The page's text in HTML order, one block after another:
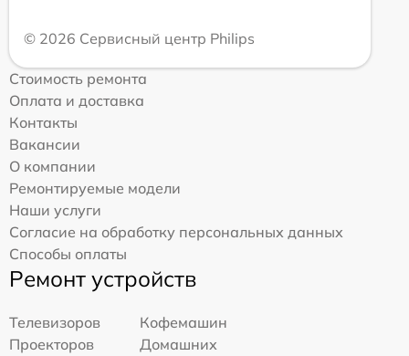
© 2026 Сервисный центр Philips
Стоимость ремонта
Оплата и доставка
Контакты
Вакансии
О компании
Ремонтируемые модели
Наши услуги
Согласие на обработку персональных данных
Способы оплаты
Ремонт устройств
Телевизоров
Кофемашин
Проекторов
Домашних